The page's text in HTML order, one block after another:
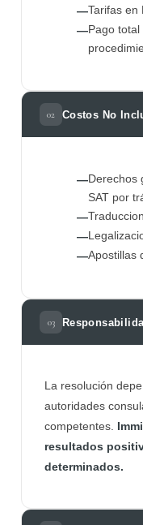
—Tarifas en
—Pago total
02 Costos No
—Derechos
SAT por
—
—
—Apostillas
03
La resolución
autoridades
competentes.
resultados
determinados.